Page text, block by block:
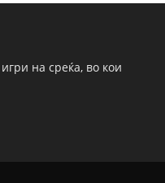
на среќа, во кои